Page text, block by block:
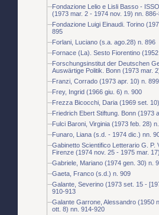
Fondazione Lelio e Lisli Basso -
(1973 mar. 2 - 1974 nov. 19) nn.
Fondazione Luigi Einaudi. Torino
895
Forlani, Luciano (s.a. ago.28) n. 896
Fornace (La). Sesto Fiorentino
Forschungsinstitut der Deutschen
Auswärtige Politik. Bonn (1973 mar.
Franzi, Corrado (1973 apr. 10) n. 899
Frey, Ingrid (1966 giu. 6) n. 900
Frezza Bicocchi, Daria (1969 set.
Friedrich Ebert Stiftung. Bonn (1973
Fulci Baroni, Virginia (1973 feb. 28)
Funaro, Liana (s.d. - 1974 dic.) nn.
Gabinetto Scientifico Letterario G. P.
Firenze (1974 nov. 25 - 1975 mar.
Gabriele, Mariano (1974 gen. 30) n.
Gaeta, Franco (s.d.) n. 909
Galante, Severino (1973 set. 15 -
910-913
Galante Garrone, Alessandro (1950
ott. 8) nn. 914-920